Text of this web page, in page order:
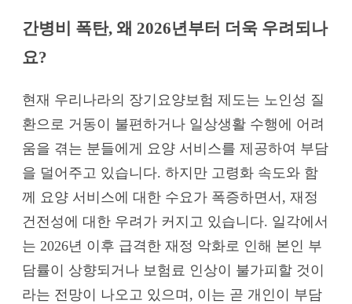
간병비 폭탄, 왜 2026년부터 더욱 우려되나
요?
현재 우리나라의 장기요양보험 제도는 노인성 질
환으로 거동이 불편하거나 일상생활 수행에 어려
움을 겪는 분들에게 요양 서비스를 제공하여 부담
을 덜어주고 있습니다. 하지만 고령화 속도와 함
께 요양 서비스에 대한 수요가 폭증하면서, 재정
건전성에 대한 우려가 커지고 있습니다. 일각에서
는 2026년 이후 급격한 재정 악화로 인해 본인 부
담률이 상향되거나 보험료 인상이 불가피할 것이
라는 전망이 나오고 있으며, 이는 곧 개인이 부담